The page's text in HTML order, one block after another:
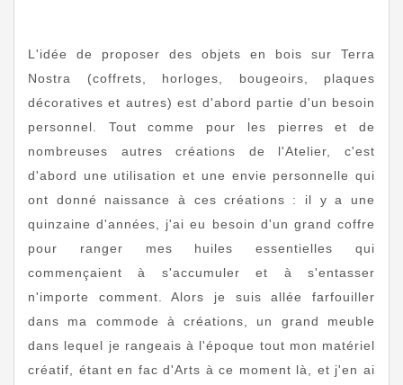
L'idée de proposer des objets en bois sur Terra
Nostra (coffrets, horloges, bougeoirs, plaques
décoratives et autres) est d'abord partie d'un besoin
personnel. Tout comme pour les pierres et de
nombreuses autres créations de l'Atelier, c'est
d'abord une utilisation et une envie personnelle qui
ont donné naissance à ces créations : il y a une
quinzaine d'années, j'ai eu besoin d'un grand coffre
pour ranger mes huiles essentielles qui
commençaient à s'accumuler et à s'entasser
n'importe comment. Alors je suis allée farfouiller
dans ma commode à créations, un grand meuble
dans lequel je rangeais à l'époque tout mon matériel
créatif, étant en fac d'Arts à ce moment là, et j'en ai